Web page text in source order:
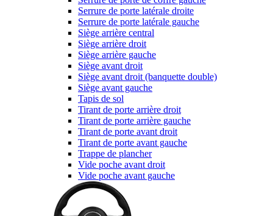
Serrure de porte latérale droite
Serrure de porte latérale gauche
Siège arrière central
Siège arrière droit
Siège arrière gauche
Siège avant droit
Siège avant droit (banquette double)
Siège avant gauche
Tapis de sol
Tirant de porte arrière droit
Tirant de porte arrière gauche
Tirant de porte avant droit
Tirant de porte avant gauche
Trappe de plancher
Vide poche avant droit
Vide poche avant gauche